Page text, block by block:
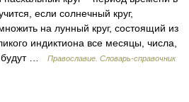
если солнечный круг,
на лунный круг, состоящий из
индиктиона все месяцы, числа,
будут …
Православие. Словарь-справочник